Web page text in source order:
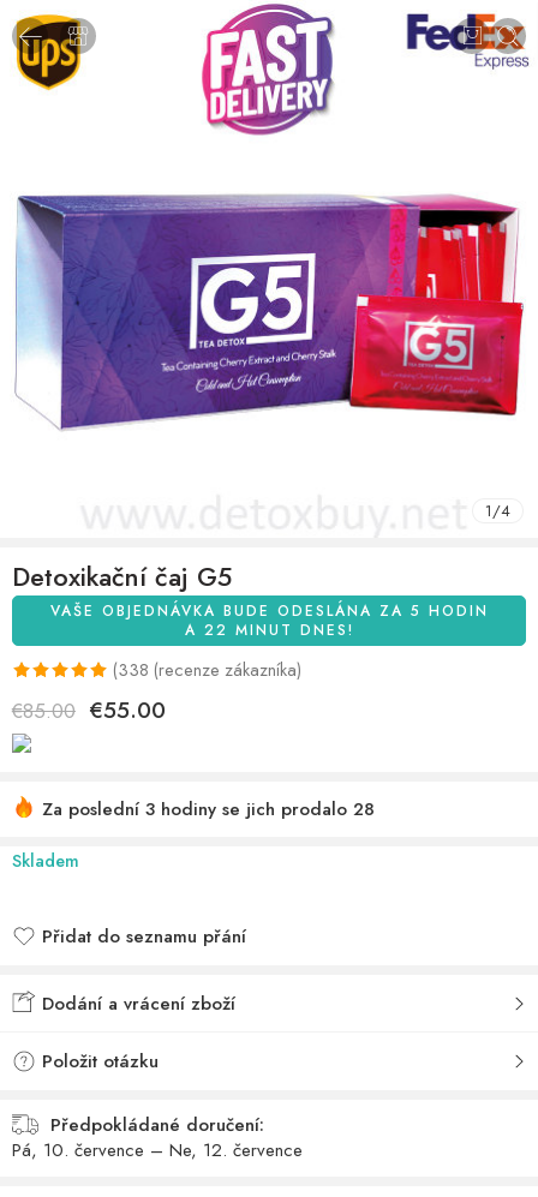
1/4
Detoxikační čaj G5
VAŠE OBJEDNÁVKA BUDE ODESLÁNA ZA 5 HODIN
A 22 MINUT DNES!
Na základě
338
zákaznických
recenzí
hodnocení
(338 (recenze zákazníka)
€85.00 €55.00
Za poslední 3 hodiny se jich prodalo 28
košících
Skladem
Přidat do seznamu přání
Dodání a vrácení zboží
Položit otázku
Předpokládané doručení:
Pá, 10. července – Ne, 12. července